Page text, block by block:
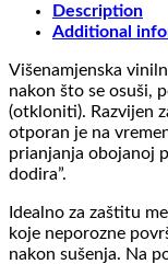
Description
Additional
Višenamjenska
nakon što se osuši,
(otkloniti). Razvijen
otporan je na
prianjanja obojanoj
dodira”.
Idealno za zaštitu
koje neporozne
nakon sušenja. Na